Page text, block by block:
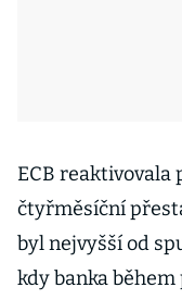
ECB reaktivovala
čtyřměsíční
byl nejvyšší od
kdy banka